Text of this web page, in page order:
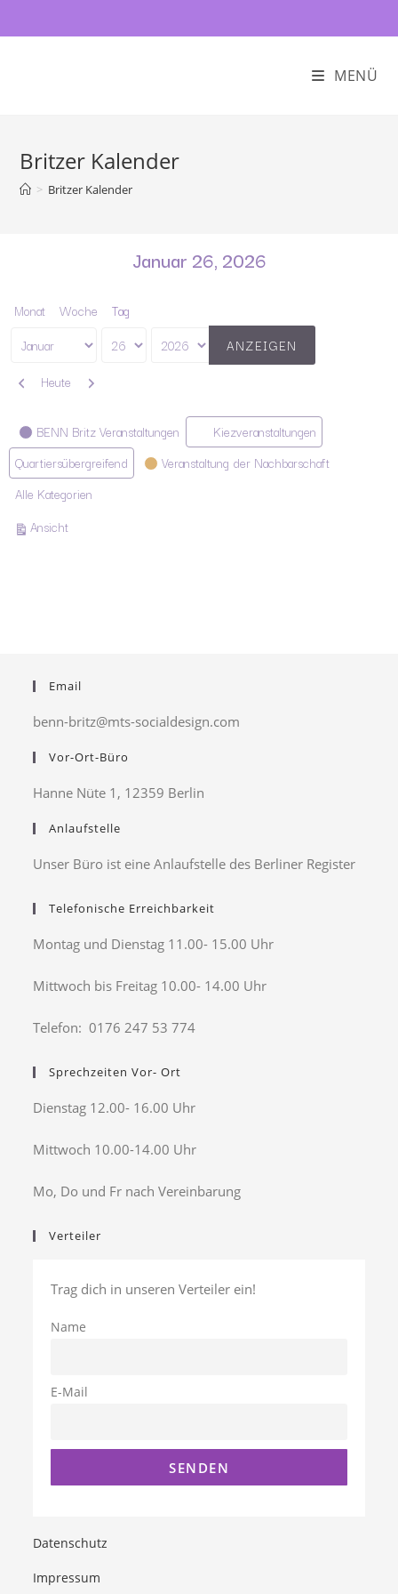
MENÜ
Britzer Kalender
> Britzer Kalender
Januar 26, 2026
Monat Woche Tag
Monat
Tag
Jahr
Zurück
Heute Weiter
Kategorien
BENN Britz Veranstaltungen
Kiezveranstaltungen
Quartiersübergreifend
Veranstaltung der Nachbarschaft
Alle Kategorien
Ansichtausdrucken
Email
benn-britz@mts-socialdesign.com
Vor-Ort-Büro
Hanne Nüte 1, 12359 Berlin
Anlaufstelle
Unser Büro ist eine Anlaufstelle des Berliner Register
Telefonische Erreichbarkeit
Montag und Dienstag 11.00- 15.00 Uhr
Mittwoch bis Freitag 10.00- 14.00 Uhr
Telefon: 0176 247 53 774
Sprechzeiten Vor- Ort
Dienstag 12.00- 16.00 Uhr
Mittwoch 10.00-14.00 Uhr
Mo, Do und Fr nach Vereinbarung
Verteiler
Trag dich in unseren Verteiler ein!
Name
E-Mail
Datenschutz
Impressum